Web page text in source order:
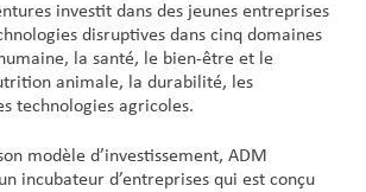
investit dans des jeunes entreprises
disruptives dans cinq domaines
la santé, le bien-être et le
animale, la durabilité, les
technologies agricoles.
modèle d’investissement, ADM
incubateur d’entreprises qui est conçu